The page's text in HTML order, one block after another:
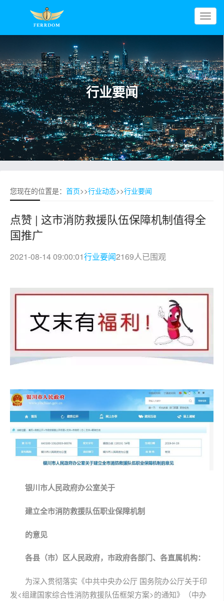
T
g
l
e
n
a
v
i
g
a
t
行业要闻
您现在的位置是： 首页>>行业动态>>行业要闻
点赞 | 这市消防救援队伍保障机制值得全
国推广
2021-08-14 09:00:01行业要闻2169人已围观
银川市人民政府办公室关于
建立全市消防救援队伍职业保障机制
的意见
各县（市）区人民政府，市政府各部门、各直属机构：
为深入贯彻落实《中共中央办公厅 国务院办公厅关于印
发<组建国家综合性消防救援队伍框架方案>的通知》（中办